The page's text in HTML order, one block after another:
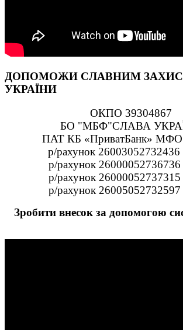
ДОПОМОЖИ СЛАВНИМ
УКРАЇНИ
ОКПО 39304867
БО "МБФ"СЛАВА
ПАТ КБ «ПриватБанк» МФО
р/рахунок
р/рахунок
р/рахунок
р/рахунок
Зробити внесок за допомогою